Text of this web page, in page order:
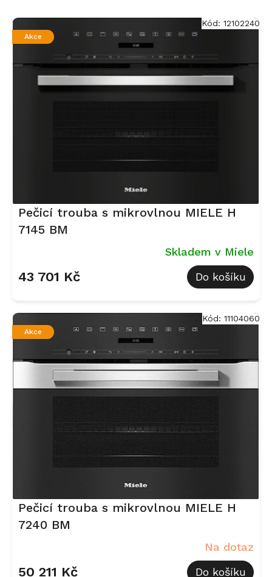
p
Akce
Pečicí trouba s mikrovlnou MIELE H
7145 BM
Skladem v Miele
43 701 Kč Do košíku
Kód: 12102240
Akce
Pečicí trouba s mikrovlnou MIELE H
7240 BM
Na dotaz
50 211 Kč Do košíku
Kód: 11104060